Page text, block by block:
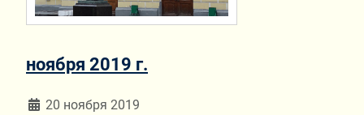
ноября 2019 г.
Информация о материале
20 ноября 2019